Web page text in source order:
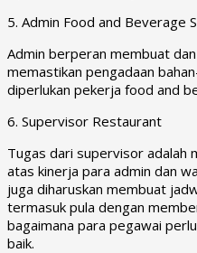
5. Admin Food and Beverage
Admin berperan membuat
memastikan pengadaan
diperlukan pekerja food and
6. Supervisor Restaurant
Tugas dari supervisor adalah
atas kinerja para admin dan
juga diharuskan membuat
termasuk pula dengan
bagaimana para pegawai
baik.